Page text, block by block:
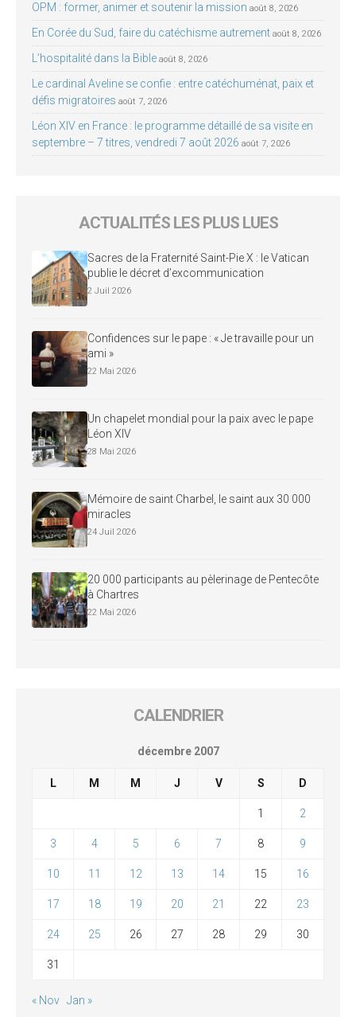
OPM : former, animer et soutenir la mission août 8, 2026
En Corée du Sud, faire du catéchisme autrement août 8, 2026
L’hospitalité dans la Bible août 8, 2026
Le cardinal Aveline se confie : entre catéchuménat, paix et
défis migratoires août 7, 2026
Léon XIV en France : le programme détaillé de sa visite en
septembre – 7 titres, vendredi 7 août 2026 août 7, 2026
ACTUALITÉS LES PLUS LUES
Sacres de la Fraternité Saint-Pie X : le Vatican
publie le décret d’excommunication
2 Juil 2026
Confidences sur le pape : « Je travaille pour un
ami »
22 Mai 2026
Un chapelet mondial pour la paix avec le pape
Léon XIV
28 Mai 2026
Mémoire de saint Charbel, le saint aux 30 000
miracles
24 Juil 2026
20 000 participants au pèlerinage de Pentecôte
à Chartres
22 Mai 2026
CALENDRIER
décembre 2007
L M M J V S D
1 2
3 4 5 6 7 8 9
10 11 12 13 14 15 16
17 18 19 20 21 22 23
24 25 26 27 28 29 30
31
« Nov Jan »